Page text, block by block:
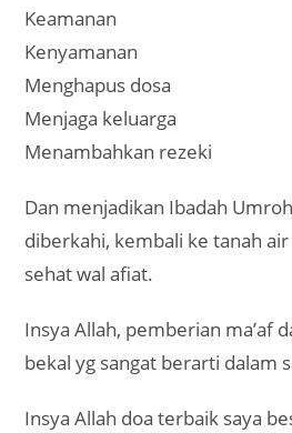
Keamanan
Kenyamanan
Menghapus dosa
Menjaga keluarga
Menambahkan rezeki
Dan menjadikan Ibadah
diberkahi, kembali ke tanah
sehat wal afiat.
Insya Allah, pemberian ma’af
bekal yg sangat berarti dalam
Insya Allah doa terbaik saya